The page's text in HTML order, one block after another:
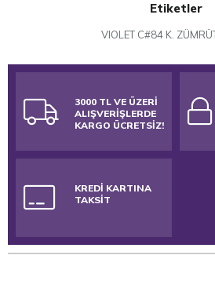
Etiketler
VIOLET C#84 K.
3000 TL VE ÜZERİ
ALIŞVERİŞLERDE
KARGO ÜCRETSİZ!
KREDİ KARTINA
TAKSİT